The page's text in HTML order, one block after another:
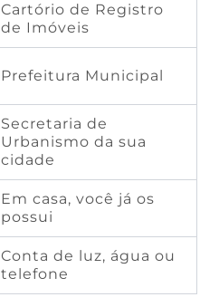
Cartório de Registro
de Imóveis
Prefeitura Municipal
Secretaria de
Urbanismo da sua
cidade
Em casa, você já os
possui
Conta de luz, água ou
telefone